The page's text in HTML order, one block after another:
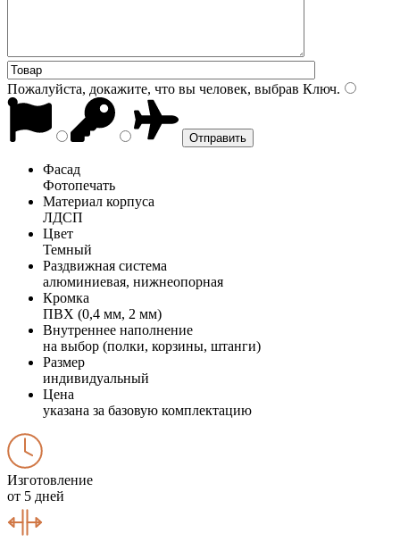
Пожалуйста, докажите, что вы человек, выбрав Ключ.
Фасад
Фотопечать
Материал корпуса
ЛДСП
Цвет
Темный
Раздвижная система
алюминиевая, нижнеопорная
Кромка
ПВХ (0,4 мм, 2 мм)
Внутреннее наполнение
на выбор (полки, корзины, штанги)
Размер
индивидуальный
Цена
указана за базовую комплектацию
Изготовление
от 5 дней